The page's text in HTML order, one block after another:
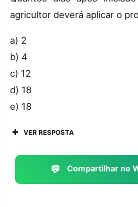
agricultor deverá aplicar o
a) 2
b) 4
c) 12
d) 18
e) 18
VER RESPOSTA
💬 Compartilhar no